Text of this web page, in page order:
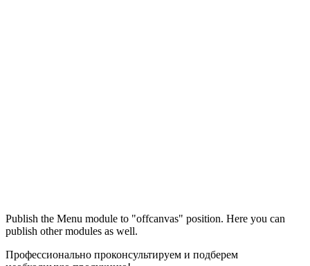
Publish the Menu module to "offcanvas" position. Here you can
publish other modules as well.
М ● консультант ПРОФСНАБ
Профессионально проконсультируем и подберем